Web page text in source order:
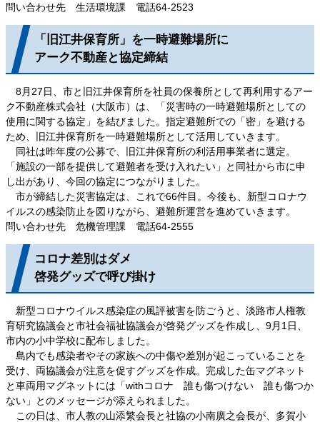
問い合わせ先 生活環境課 電話64-2523
「旧江井保育所」を一時避難場所に
アーク不動産と協定締結
8月27日、市と旧江井保育所を社員の保養所として再利用するアー
ク不動産株式会社（大阪市）は、「災害時の一時避難場所としての
使用に関する協定」を結びました。指定避難所での「密」を避ける
ため、旧江井保育所を一時避難場所として活用していきます。
同社は昨年度の公募で、旧江井保育所の利活用事業者に選定。
「施設の一部を提供して避難者を受け入れたい」と同社から市に申
し出があり、今回の協定につながりました。
市が締結した災害協定は、これで66件目。今後も、新型コロナウ
イルスの感染防止を図りながら、避難所運営を進めていきます。
問い合わせ先 危機管理課 電話64-2555
コロナ差別はダメ
啓発グッズで呼び掛け
新型コロナウイルス感染症の風評被害を防ごうと、淡路市人権教
育研究協議会と市社会福祉協議会が啓発グッズを作成し、9月1日、
市内の小中学校に配布しました。
島内でも感染者やその家族への中傷や差別が起こっていることを
受け、両協議会が注意を促すグッズを作成。完成した缶マグネット
と車両用マグネットには「withコロナ 誰も傷つけない 誰も傷つか
ない」とのメッセージが添えられました。
この日は、市人教の山添繁会長と社協の小南廣之会長が、多賀小